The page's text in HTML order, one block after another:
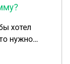
хотел
нужно
ли